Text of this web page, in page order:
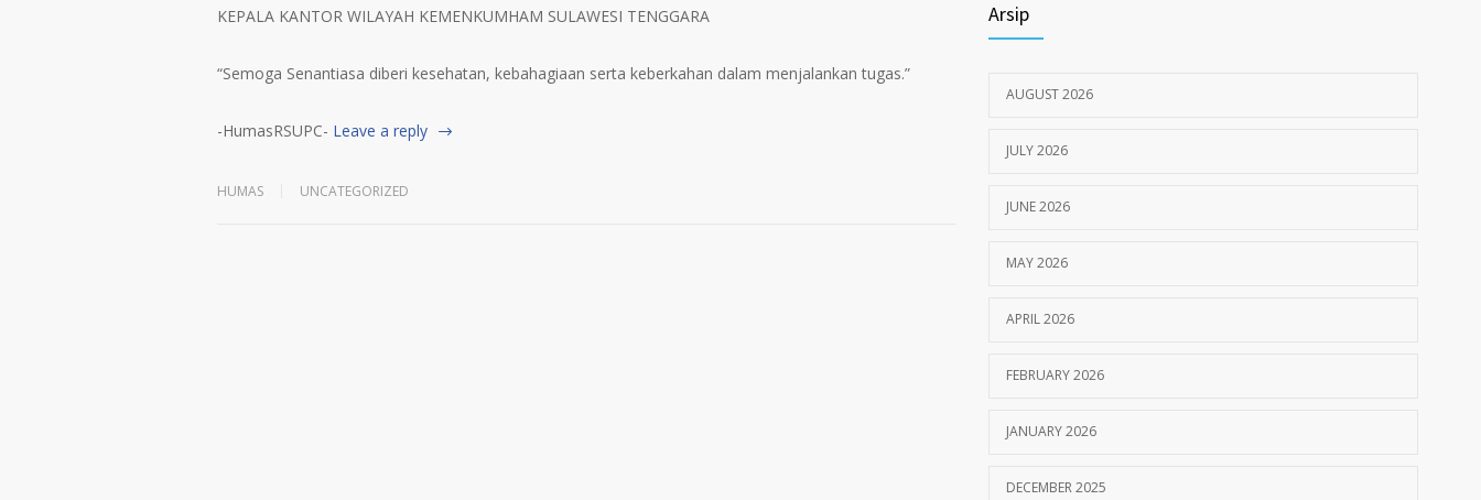
KEPALA KANTOR WILAYAH KEMENKUMHAM SULAWESI TENGGARA
“Semoga Senantiasa diberi kesehatan, kebahagiaan serta keberkahan dalam menjalankan tugas.”
-HumasRSUPC- Leave a reply
HUMAS UNCATEGORIZED
JULY 18, 2024
Arsip
AUGUST 2026
JULY 2026
JUNE 2026
MAY 2026
APRIL 2026
FEBRUARY 2026
JANUARY 2026
DECEMBER 2025